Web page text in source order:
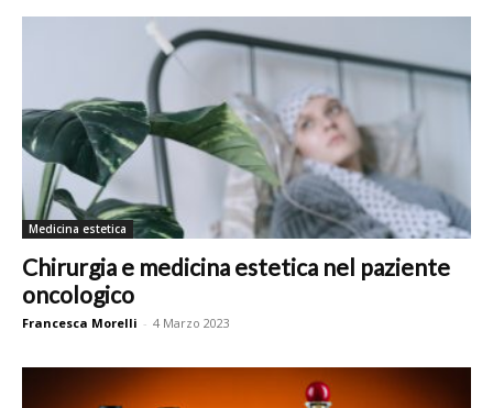
Medicina estetica
Chirurgia e medicina estetica nel paziente
oncologico
Francesca Morelli - 4 Marzo 2023